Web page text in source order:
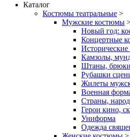
Каталог
Костюмы театральные >
Мужские костюмы
Новый год:
Концертные
Камзолы,
Штаны,
Рубашки
Жилеты
Военная
Страны,
Герои кино,
Униформа
Одежда